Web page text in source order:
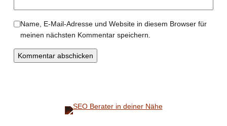
Name, E-Mail-Adresse und Website in diesem Browser für
meinen nächsten Kommentar speichern.